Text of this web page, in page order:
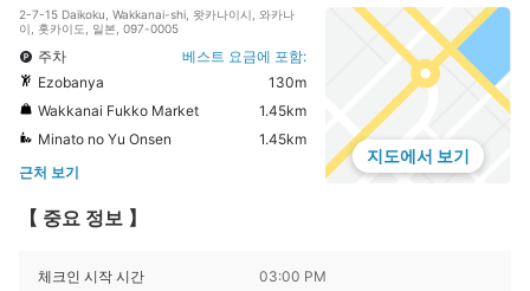
2-7-15 Daikoku, Wakkanai-shi, 왓카나이시, 와카나
이, 홋카이도, 일본, 097-0005
주차
베스트 요금에 포함:
Ezobanya
130m
Wakkanai Fukko Market
1.45km
Minato no Yu Onsen
1.45km
근처 보기
지도에서 보기
【 중요 정보 】
체크인 시작 시간 03:00 PM